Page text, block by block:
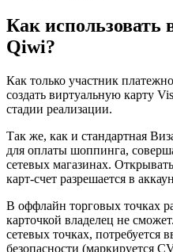
Как использовать
Qiwi?
Как только участник
создать виртуальную карту
стадии реализации.
Так же, как и стандартная
для оплаты шоппинга,
сетевых магазинах.
карт-счет разрешается в
В оффлайн торговых точках
карточкой владелец не
сетевых точках, потребуется
безопасности (маркируется